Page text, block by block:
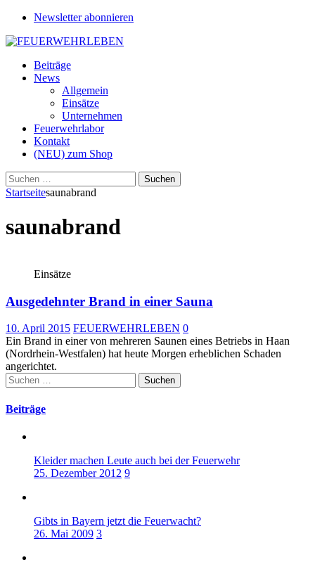
Newsletter abonnieren
Beiträge
News
Allgemein
Einsätze
Unternehmen
Feuerwehrlabor
Kontakt
(NEU) zum Shop
Suchen
nach:
Startseitesaunabrand
saunabrand
Einsätze
Ausgedehnter Brand in einer Sauna
10. April 2015 FEUERWEHRLEBEN 0
Ein Brand in einer von mehreren Saunen eines Betriebs in Haan
(Nordrhein-Westfalen) hat heute Morgen erheblichen Schaden
angerichtet.
Suchen
nach:
Beiträge
Kleider machen Leute auch bei der Feuerwehr
25. Dezember 2012 9
Gibts in Bayern jetzt die Feuerwacht?
26. Mai 2009 3